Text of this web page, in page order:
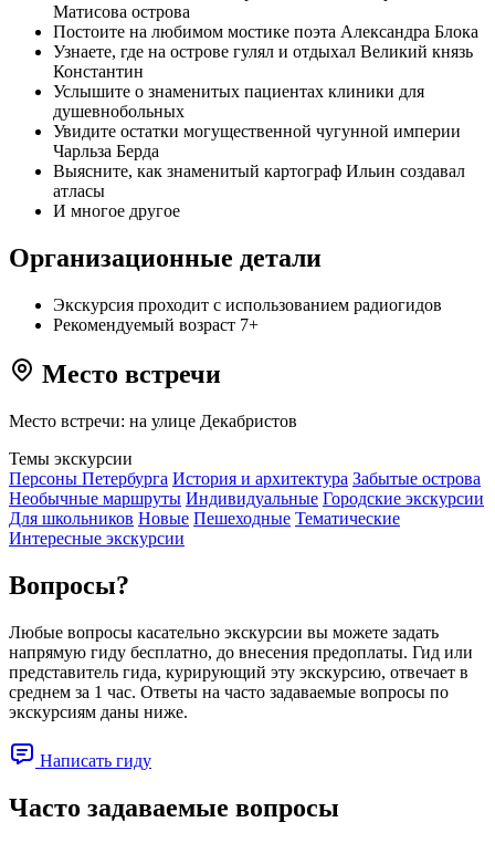
Матисова острова
Постоите на любимом мостике поэта Александра Блока
Узнаете, где на острове гулял и отдыхал Великий князь
Константин
Услышите о знаменитых пациентах клиники для
душевнобольных
Увидите остатки могущественной чугунной империи
Чарльза Берда
Выясните, как знаменитый картограф Ильин создавал
атласы
И многое другое
Организационные детали
Экскурсия проходит с использованием радиогидов
Рекомендуемый возраст 7+
Место встречи
Место встречи: на улице Декабристов
Темы экскурсии
Персоны Петербурга История и архитектура Забытые острова
Необычные маршруты Индивидуальные Городские экскурсии
Для школьников Новые Пешеходные Тематические
Интересные экскурсии
Вопросы?
Любые вопросы касательно экскурсии вы можете задать
напрямую гиду бесплатно, до внесения предоплаты. Гид или
представитель гида, курирующий эту экскурсию, отвечает в
среднем за 1 час. Ответы на часто задаваемые вопросы по
экскурсиям даны ниже.
Написать гиду
Часто задаваемые вопросы